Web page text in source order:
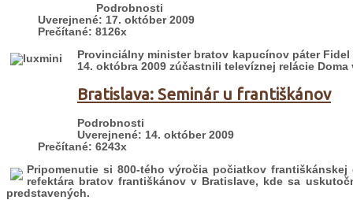
Podrobnosti
Uverejnené: 17. október 2009
Prečítané: 8126x
Provinciálny minister bratov kapucínov páter
14. októbra 2009 zúčastnili televíznej relácie
Bratislava: Seminár u františkánov
Podrobnosti
Uverejnené: 14. október 2009
Prečítané: 6243x
Pripomenutie si 800-tého výročia počiatkov
refektára bratov františkánov v Bratislave, kde sa
predstavených.